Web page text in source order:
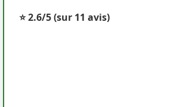
⭐ 2.6/5(sur 11 avis)